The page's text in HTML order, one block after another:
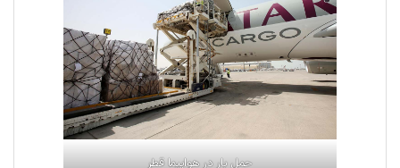
حمل بار در هواپیما قطر